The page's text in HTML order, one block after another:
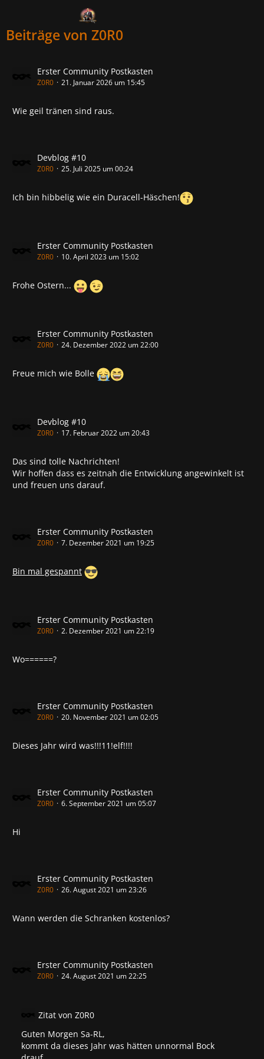
Beiträge von Z0R0
Erster Community Postkasten
Z0R0 21. Januar 2026 um 15:45
Wie geil tränen sind raus.
Devblog #10
Z0R0 25. Juli 2025 um 00:24
Ich bin hibbelig wie ein Duracell-Häschen!
Erster Community Postkasten
Z0R0 10. April 2023 um 15:02
Frohe Ostern...
Erster Community Postkasten
Z0R0 24. Dezember 2022 um 22:00
Freue mich wie Bolle
Devblog #10
Z0R0 17. Februar 2022 um 20:43
Das sind tolle Nachrichten!
Wir hoffen dass es zeitnah die Entwicklung angewinkelt ist
und freuen uns darauf.
Erster Community Postkasten
Z0R0 7. Dezember 2021 um 19:25
Bin mal gespannt
Erster Community Postkasten
Z0R0 2. Dezember 2021 um 22:19
Wo======?
Erster Community Postkasten
Z0R0 20. November 2021 um 02:05
Dieses Jahr wird was!!!11!elf!!!!
Erster Community Postkasten
Z0R0 6. September 2021 um 05:07
Hi
Erster Community Postkasten
Z0R0 26. August 2021 um 23:26
Wann werden die Schranken kostenlos?
Erster Community Postkasten
Z0R0 24. August 2021 um 22:25
Zitat von Z0R0
Guten Morgen Sa-RL,
kommt da dieses Jahr was hätten unnormal Bock